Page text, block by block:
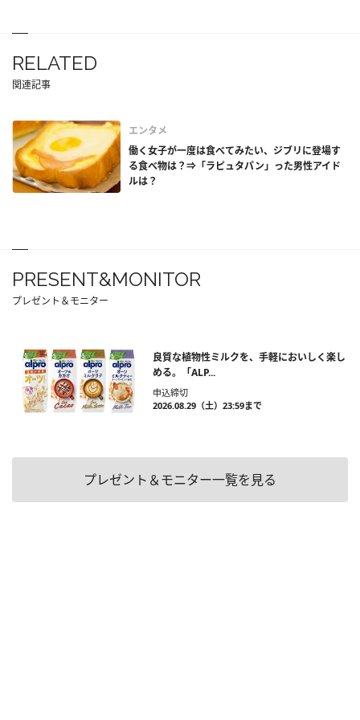
RELATED
関連記事
エンタメ
働く女子が一度は食べてみたい、ジブリに登場す
る食べ物は？⇒「ラピュタパン」った男性アイド
ルは？
PRESENT&MONITOR
プレゼント＆モニター
良質な植物性ミルクを、手軽においしく楽し
める。「ALP...
申込締切
2026.08.29（土）23:59まで
プレゼント＆モニター一覧を見る